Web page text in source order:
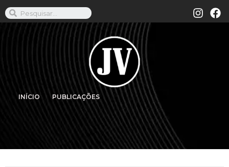
INÍCIO PUBLICAÇÕES